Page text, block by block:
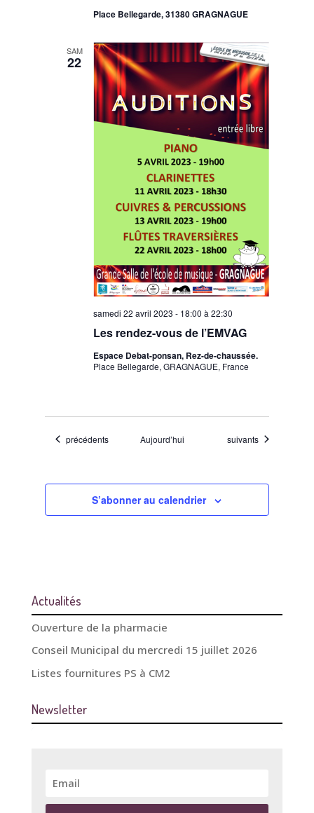
Place Bellegarde, 31380 GRAGNAGUE
SAM
22
Les rendez-vous de l’EMVAG
samedi 22 avril 2023 - 18:00 à22:30
Espace Debat-ponsan, Rez-de-chaussée.
Place Bellegarde, GRAGNAGUE, France
Évènements
précédents Aujourd’hui Évènements
suivants
S’abonner au calendrier
Actualités
Ouverture de la pharmacie
Conseil Municipal du mercredi 15 juillet 2026
Listes fournitures PS à CM2
Newsletter